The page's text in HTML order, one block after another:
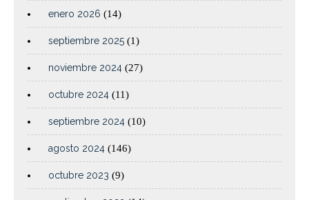
enero 2026 (14)
septiembre 2025 (1)
noviembre 2024 (27)
octubre 2024 (11)
septiembre 2024 (10)
agosto 2024 (146)
octubre 2023 (9)